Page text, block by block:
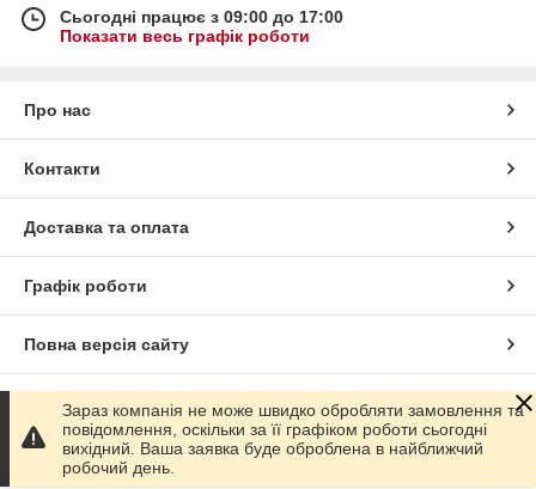
Сьогодні працює з 09:00 до 17:00
Показати весь графік роботи
Про нас
Контакти
Доставка та оплата
Графік роботи
Повна версія сайту
Сайт створено на маркетплейсіProm.ua
Політика конфіденційності
Зараз компанія не може швидко обробляти замовлення та
повідомлення, оскільки за її графіком роботи сьогодні
вихідний. Ваша заявка буде оброблена в найближчий
робочий день.